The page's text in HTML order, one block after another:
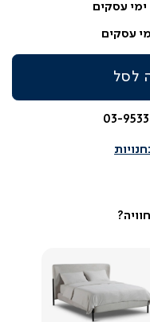
ימי עסקים
עסקים
לסל